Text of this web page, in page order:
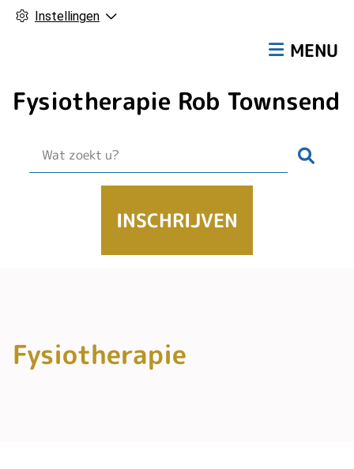
Instellingen
Fysiotherapie Rob Townsend
MENU
INSCHRIJVEN
Fysiotherapie